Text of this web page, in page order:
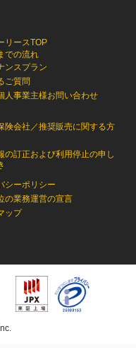
リースTOP
での流れ
ンスプラン
ご質問
人事業主様お問い合わせ
険会社／推奨販売に関する方
の訂正および利用停止の申し
シーポリシー
の業務運営の宣言
ップ